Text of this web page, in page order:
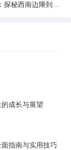
成长与展望
指南与实用技巧